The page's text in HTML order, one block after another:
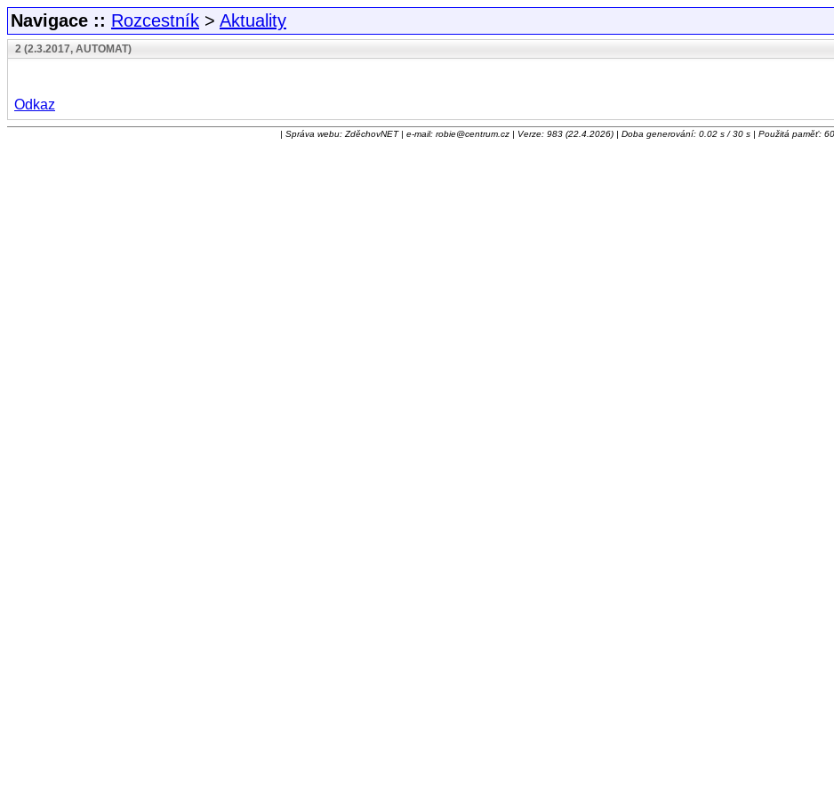
Navigace :: Rozcestník > Aktuality
2 (2.3.2017, AUTOMAT)
Odkaz
| Správa webu: ZděchovNET | e-mail: robie@centrum.cz | Verze: 983 (22.4.2026) | Doba generování: 0.02 s / 30 s | Použitá paměť: